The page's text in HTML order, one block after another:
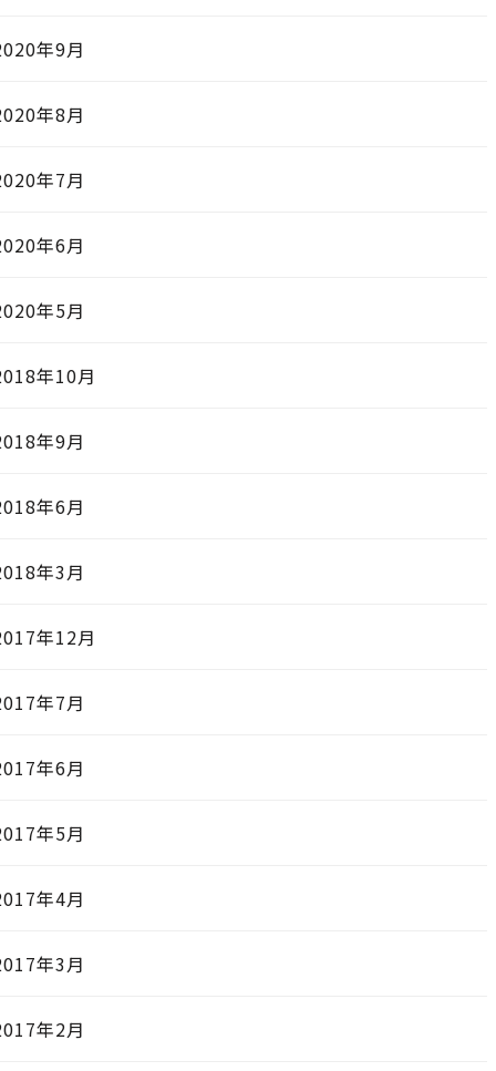
年9月
年8月
年7月
年6月
年5月
年10月
年9月
年6月
年3月
年12月
年7月
年6月
年5月
年4月
年3月
年2月